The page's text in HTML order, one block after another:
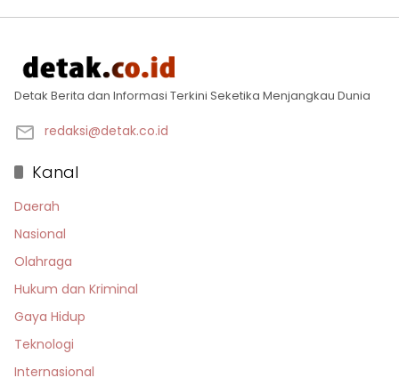
Detak Berita dan Informasi Terkini Seketika Menjangkau Dunia
redaksi@detak.co.id
Kanal
Daerah
Nasional
Olahraga
Hukum dan Kriminal
Gaya Hidup
Teknologi
Internasional